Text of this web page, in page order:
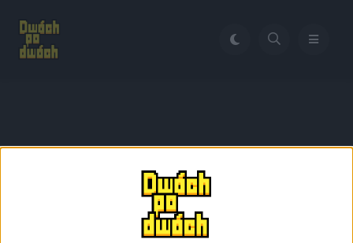
Samsung Galaxy A7
specyfikacja